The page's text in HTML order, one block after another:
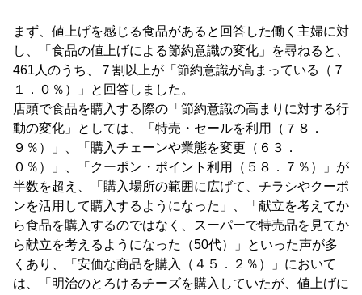
まず、値上げを感じる食品があると回答した働く主婦に対
し、「食品の値上げによる節約意識の変化」を尋ねると、
461人のうち、７割以上が「節約意識が高まっている（７
１．０％）」と回答しました。
店頭で食品を購入する際の「節約意識の高まりに対する行
動の変化」としては、「特売・セールを利用（７８．
９％）」、「購入チェーンや業態を変更（６３．
０％）」、「クーポン・ポイント利用（５８．７％）」が
半数を超え、「購入場所の範囲に広げて、チラシやクーポ
ンを活用して購入するようになった」、「献立を考えてか
ら食品を購入するのではなく、スーパーで特売品を見てか
ら献立を考えるようになった（50代）」といった声が多
くあり、「安価な商品を購入（４５．２％）」において
は、「明治のとろけるチーズを購入していたが、値上げに